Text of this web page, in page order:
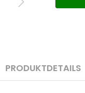
PRODUKTDETAILS